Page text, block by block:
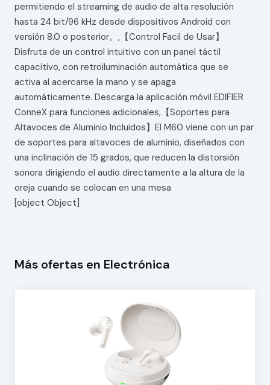
permitiendo el streaming de audio de alta resolución
hasta 24 bit/96 kHz desde dispositivos Android con
versión 8.0 o posterior。,【Control Facil de Usar】
Disfruta de un control intuitivo con un panel táctil
capacitivo, con retroiluminación automática que se
activa al acercarse la mano y se apaga
automáticamente. Descarga la aplicación móvil EDIFIER
ConneX para funciones adicionales,【Soportes para
Altavoces de Aluminio Incluidos】El M60 viene con un par
de soportes para altavoces de aluminio, diseñados con
una inclinación de 15 grados, que reducen la distorsión
sonora dirigiendo el audio directamente a la altura de la
oreja cuando se colocan en una mesa
[object Object]
Más ofertas en Electrónica